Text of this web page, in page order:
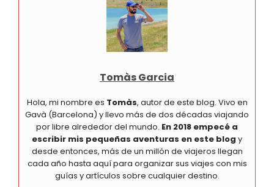
Tomàs Garcia
Hola, mi nombre es Tomàs, autor de este blog. Vivo en
Gavà (Barcelona) y llevo más de dos décadas viajando
por libre alrededor del mundo. En 2018 empecé a
escribir mis pequeñas aventuras en este blog y
desde entonces, más de un millón de viajeros llegan
cada año hasta aquí para organizar sus viajes con mis
guías y artículos sobre cualquier destino.